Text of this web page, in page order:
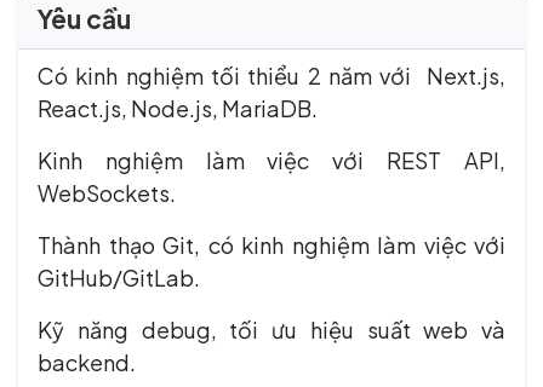
Yêu cầu
Có kinh nghiệm tối thiểu 2 năm với Next.js,
React.js, Node.js, MariaDB.
Kinh nghiệm làm việc với REST API,
WebSockets.
Thành thạo Git, có kinh nghiệm làm việc với
GitHub/GitLab.
Kỹ năng debug, tối ưu hiệu suất web và
backend.